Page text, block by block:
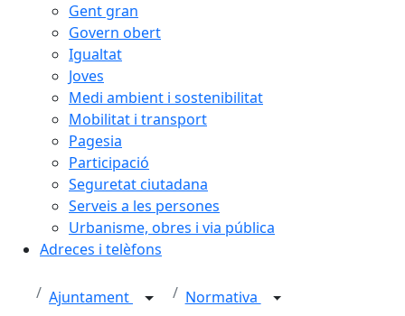
Gent gran
Govern obert
Igualtat
Joves
Medi ambient i sostenibilitat
Mobilitat i transport
Pagesia
Participació
Seguretat ciutadana
Serveis a les persones
Urbanisme, obres i via pública
Adreces i telèfons
Ajuntament
Normativa